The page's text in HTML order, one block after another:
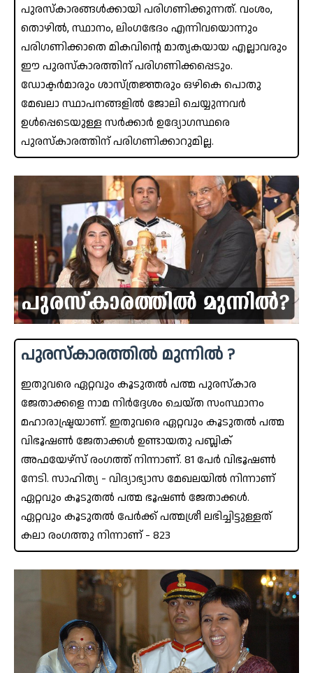
പുരസ്കാരങ്ങൾക്കായി പരിഗണിക്കുന്നത്. വംശം,
തൊഴിൽ, സ്ഥാനം, ലിംഗഭേദം എന്നിവയൊന്നും
പരിഗണിക്കാതെ മികവിന്റെ മാതൃകയായ എല്ലാവരും
ഈ പുരസ്‌കാരത്തിന് പരിഗണിക്കപ്പെടും.
ഡോക്ടർമാരും ശാസ്ത്രജ്ഞരും ഒഴികെ പൊതു
മേഖലാ സ്ഥാപനങ്ങളിൽ ജോലി ചെയ്യുന്നവർ
ഉൾപ്പെടെയുള്ള സർക്കാർ ഉദ്യോഗസ്ഥരെ
പുരസ്‌കാരത്തിന് പരിഗണിക്കാറുമില്ല.
പുരസ്കാരത്തിൽ മുന്നിൽ ?
ഇതുവരെ ഏറ്റവും കൂടുതൽ പത്മ പുരസ്‌കാര
ജേതാക്കളെ നാമ നിർദ്ദേശം ചെയ്ത സംസ്ഥാനം
മഹാരാഷ്ട്രയാണ്. ഇതുവരെ ഏറ്റവും കൂടുതൽ പത്മ
വിഭൂഷൺ ജേതാക്കൾ ഉണ്ടായതു പബ്ലിക്
അഫയേഴ്‌സ് രംഗത്ത് നിന്നാണ്. 81 പേർ വിഭൂഷൺ
നേടി. സാഹിത്യ - വിദ്യാഭ്യാസ മേഖലയിൽ നിന്നാണ്
ഏറ്റവും കൂടുതൽ പത്മ ഭൂഷൺ ജേതാക്കൾ.
ഏറ്റവും കൂടുതൽ പേർക്ക് പത്മശ്രീ ലഭിച്ചിട്ടുള്ളത്
കലാ രംഗത്തു നിന്നാണ് - 823